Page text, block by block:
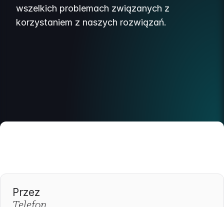
wszelkich problemach związanych z
korzystaniem z naszych rozwiązań.
Przez